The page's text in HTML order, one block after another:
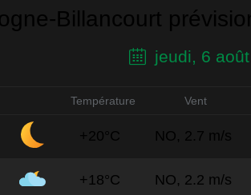
Billancourt
jeudi, 6
Température Vent
+20°C NO, 2.7 m/s
+18°C NO, 2.2 m/s